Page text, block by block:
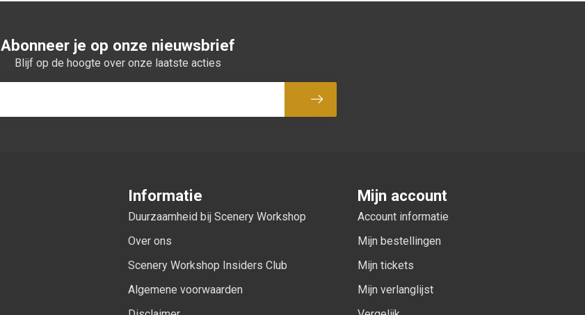
Abonneer je op onze nieuwsbrief
Blijf op de hoogte over onze laatste acties
Abonneer
Informatie
Duurzaamheid bij Scenery Workshop
Over ons
Scenery Workshop Insiders Club
Algemene voorwaarden
Mijn account
Account informatie
Mijn bestellingen
Mijn tickets
Mijn verlanglijst